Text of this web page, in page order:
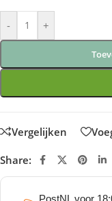
- +
Vergelijken
Share: